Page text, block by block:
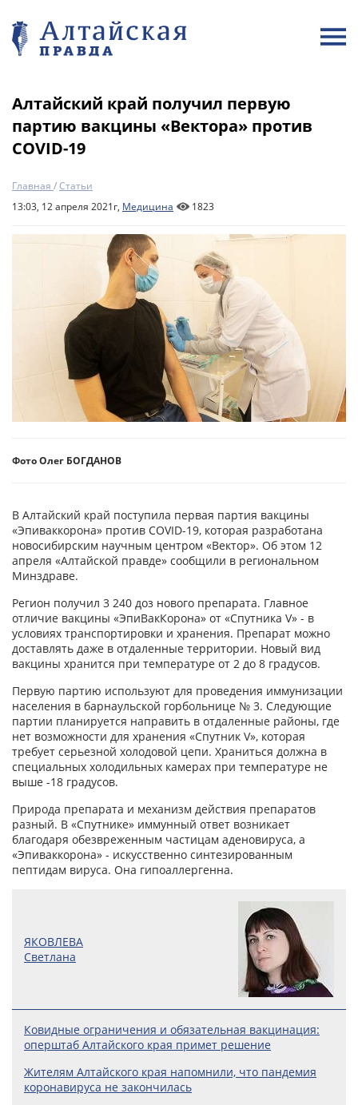
Алтайский край получил первую
партию вакцины «Вектора» против
COVID-19
Главная /Статьи
13:03, 12 апреля 2021г, Медицина 1823
Фото Олег БОГДАНОВ
В Алтайский край поступила первая партия вакцины
«Эпиваккорона» против COVID-19, которая разработана
новосибирским научным центром «Вектор». Об этом 12
апреля «Алтайской правде» сообщили в региональном
Минздраве.
Регион получил 3 240 доз нового препарата. Главное
отличие вакцины «ЭпиВакКорона» от «Спутника V» - в
условиях транспортировки и хранения. Препарат можно
доставлять даже в отдаленные территории. Новый вид
вакцины хранится при температуре от 2 до 8 градусов.
Первую партию используют для проведения иммунизации
населения в барнаульской горбольнице № 3. Следующие
партии планируется направить в отдаленные районы, где
нет возможности для хранения «Спутник V», которая
требует серьезной холодовой цепи. Храниться должна в
специальных холодильных камерах при температуре не
выше -18 градусов.
Природа препарата и механизм действия препаратов
разный. В «Спутнике» иммунный ответ возникает
благодаря обезвреженным частицам аденовируса, а
«Эпиваккорона» - искусственно синтезированным
пептидам вируса. Она гипоаллергенна.
ЯКОВЛЕВА
Светлана
Ковидные ограничения и обязательная вакцинация:
оперштаб Алтайского края примет решение
Жителям Алтайского края напомнили, что пандемия
коронавируса не закончилась